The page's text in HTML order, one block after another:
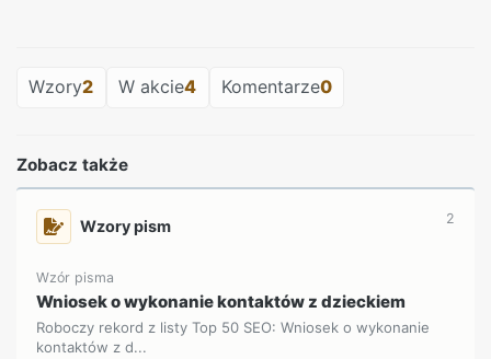
Wzory2 W akcie4 Komentarze0
Zobacz także
Wzory pism 2
Wzór pisma
Wniosek o wykonanie kontaktów z dzieckiem
Roboczy rekord z listy Top 50 SEO: Wniosek o wykonanie
kontaktów z d...